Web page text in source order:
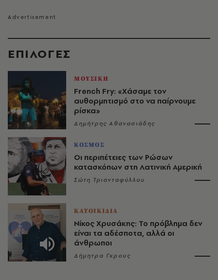
EΠΙΛΟΓΈΣ
ΜΟΥΣΙΚΗ
French Fry: «Χάσαμε τον
αυθορμητισμό στο να παίρνουμε
ρίσκα»
Δημήτρης Αθανασιάδης
ΚΟΣΜΟΣ
Οι περιπέτειες των Ρώσων
κατασκόπων στη Λατινική Αμερική
Σώτη Τριανταφύλλου
ΚΑΤΟΙΚΙΔΙΑ
Νίκος Χρυσάκης: Το πρόβλημα δεν
είναι τα αδέσποτα, αλλά οι
άνθρωποι
Δήμητρα Γκρους